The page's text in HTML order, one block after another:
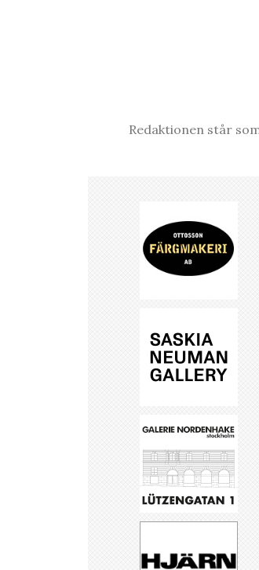
Redaktionen står